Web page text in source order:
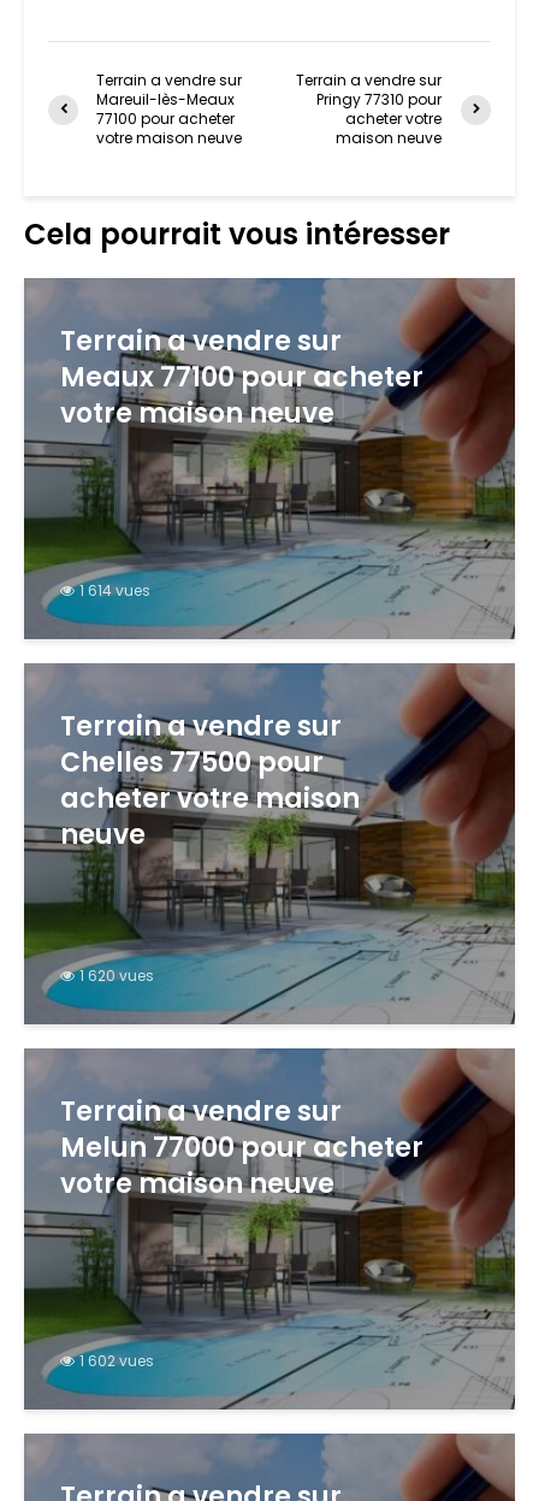
Terrain a vendre sur
Mareuil-lès-Meaux
77100 pour acheter
votre maison neuve
Terrain a vendre sur
Pringy 77310 pour
acheter votre
maison neuve
Cela pourrait vous intéresser
Terrain a vendre sur
Meaux 77100 pour acheter
votre maison neuve
1 614 vues
Terrain a vendre sur
Chelles 77500 pour
acheter votre maison
neuve
1 620 vues
Terrain a vendre sur
Melun 77000 pour acheter
votre maison neuve
1 602 vues